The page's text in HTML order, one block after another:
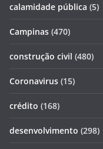
calamidade pública (5)
Campinas (470)
construção civil (480)
Coronavirus (15)
crédito (168)
desenvolvimento (298)